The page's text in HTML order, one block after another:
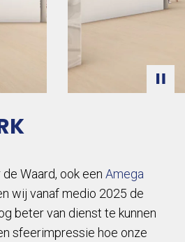
Waard, ook een Amega
wij vanaf medio 2025 de
beter van dienst te kunnen
sfeerimpressie hoe onze